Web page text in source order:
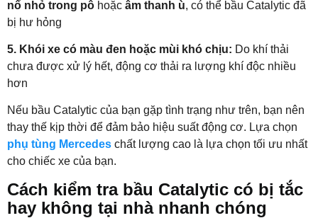
nổ nhỏ trong pô hoặc âm thanh ù, có thể bầu Catalytic đã
bị hư hỏng
5. Khói xe có màu đen hoặc mùi khó chịu: Do khí thải
chưa được xử lý hết, động cơ thải ra lượng khí độc nhiều
hơn
Nếu bầu Catalytic của bạn gặp tình trạng như trên, bạn nên
thay thế kịp thời để đảm bảo hiệu suất động cơ. Lựa chọn
phụ tùng Mercedes chất lượng cao là lựa chọn tối ưu nhất
cho chiếc xe của bạn.
Cách kiểm tra bầu Catalytic có bị tắc
hay không tại nhà nhanh chóng